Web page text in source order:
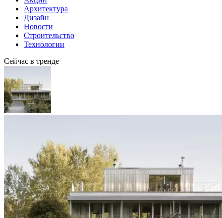
Архитектура
Дизайн
Новости
Строительство
Технологии
Сейчас в тренде